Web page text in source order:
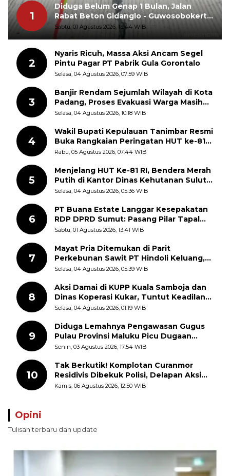
1
Diduga Belum Genap 1 Bulan, Jalan
Rabat Beton Gidanglo - Guwosobokerto
Sudah Pecah
Sabtu, 01 Agustus 2026, 13:44 WIB
2
Nyaris Ricuh, Massa Aksi Ancam Segel
Pintu Pagar PT Pabrik Gula Gorontalo
Selasa, 04 Agustus 2026, 07:59 WIB
3
Banjir Rendam Sejumlah Wilayah di Kota
Padang, Proses Evakuasi Warga Masih
Berlangsung
Selasa, 04 Agustus 2026, 10:18 WIB
4
Wakil Bupati Kepulauan Tanimbar Resmi
Buka Rangkaian Peringatan HUT ke-81
Kemerdekaan RI, ASN Diajak Perkuat
Rabu, 05 Agustus 2026, 07:44 WIB
5
Menjelang HUT Ke-81 RI, Bendera Merah
Putih di Kantor Dinas Kehutanan Sulut
Disorot Warga
Selasa, 04 Agustus 2026, 05:36 WIB
6
PT Buana Estate Langgar Kesepakatan
RDP DPRD Sumut: Pasang Pilar Tapal
Batas Sepihak Tanpa Libatkan
Sabtu, 01 Agustus 2026, 13:41 WIB
7
Mayat Pria Ditemukan di Parit
Perkebunan Sawit PT Hindoli Keluang,
Polisi Selidiki Penyebab Kematian
Selasa, 04 Agustus 2026, 05:39 WIB
8
Aksi Damai di KUPP Kuala Samboja dan
Dinas Koperasi Kukar, Tuntut Keadilan
dan Kesempatan Kerja yang Adil
Selasa, 04 Agustus 2026, 01:19 WIB
9
Diduga Lemahnya Pengawasan Gugus
Pulau Provinsi Maluku Picu Dugaan
Pungli terhadap Nelayan Bale-Bale di
Senin, 03 Agustus 2026, 17:54 WIB
10
Tak Berkutik! Komplotan Curanmor
Residivis Dibekuk Polisi, Delapan Aksi
Curanmor Di Candipuro Terungkap
Kamis, 06 Agustus 2026, 12:50 WIB
Opini
Tulisan terbaru dan update